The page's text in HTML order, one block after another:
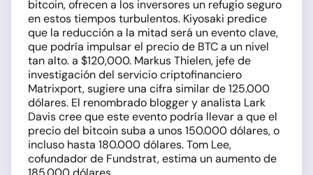
bitcoin, ofrecen a los inversores un refugio seguro
en estos tiempos turbulentos. Kiyosaki predice
que la reducción a la mitad será un evento clave,
que podría impulsar el precio de BTC a un nivel
tan alto. a $120,000. Markus Thielen, jefe de
investigación del servicio criptofinanciero
Matrixport, sugiere una cifra similar de 125.000
dólares. El renombrado blogger y analista Lark
Davis cree que este evento podría llevar a que el
precio del bitcoin suba a unos 150.000 dólares, o
incluso hasta 180.000 dólares. Tom Lee,
cofundador de Fundstrat, estima un aumento de